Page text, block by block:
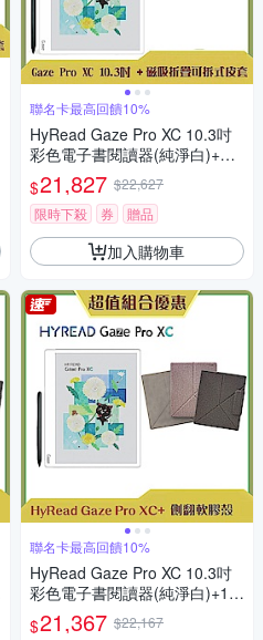
聯名卡最高回饋10%
HyRead Gaze Pro XC 10.3吋
彩色電子書閱讀器(純淨白)+磁
吸折疊可拆式皮套 (組合)
$21,827 $22,627
限時下殺
券 贈品
加入購物車
聯名卡最高回饋10%
HyRead Gaze Pro XC 10.3吋
彩色電子書閱讀器(純淨白)+10.
3吋側翻軟膠殼 (組合)
$21,367 $22,167